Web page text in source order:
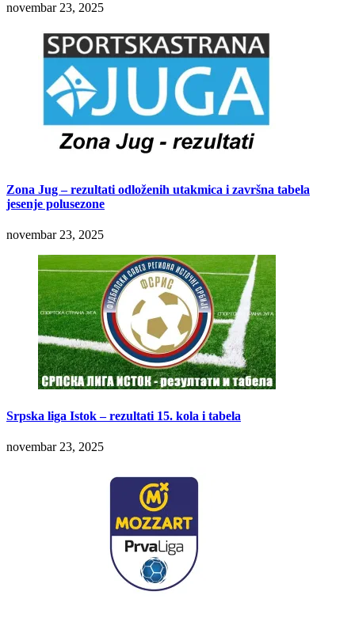
novembar 23, 2025
Zona Jug – rezultati odloženih utakmica i završna tabela
jesenje polusezone
novembar 23, 2025
Srpska liga Istok – rezultati 15. kola i tabela
novembar 23, 2025